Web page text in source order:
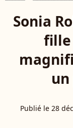
Sonia
fille
Publié le 28